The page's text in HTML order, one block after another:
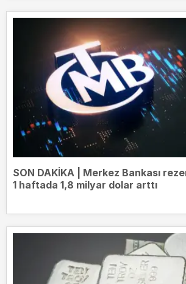
SON DAKİKA | Merkez Bankası
1 haftada 1,8 milyar dolar arttı